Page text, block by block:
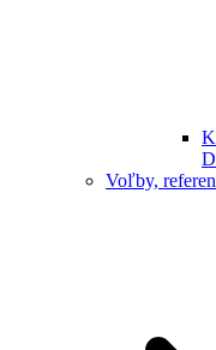
Voľby,